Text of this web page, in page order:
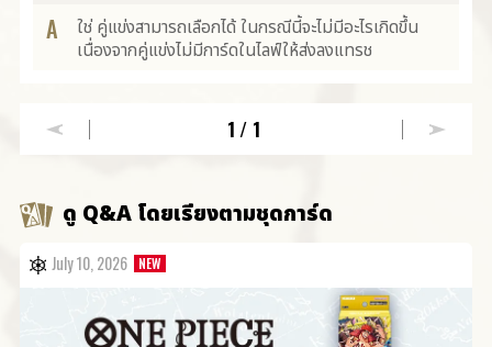
A
ใช่ คู่แข่งสามารถเลือกได้ ในกรณีนี้จะไม่มีอะไรเกิดขึ้น
เนื่องจากคู่แข่งไม่มีการ์ดในไลฟ์ให้ส่งลงแทรช
1/1
ดู Q&A โดยเรียงตามชุดการ์ด
July 10, 2026